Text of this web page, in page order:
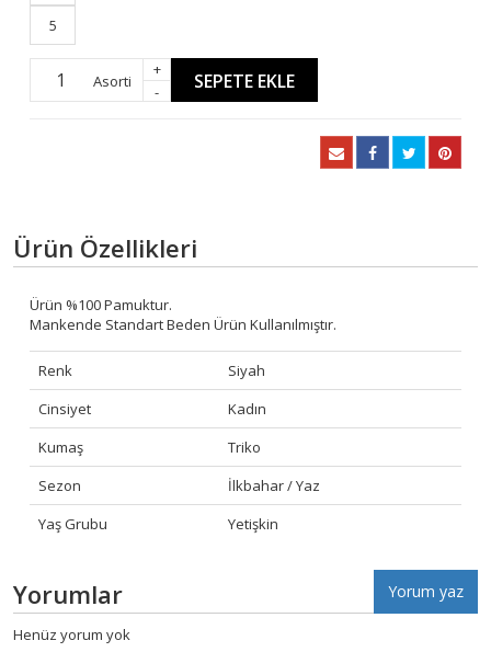
5
Asorti
+
-
SEPETE EKLE
Ürün Özellikleri
Ürün %100 Pamuktur.
Mankende Standart Beden Ürün Kullanılmıştır.
Renk
Siyah
Cinsiyet
Kadın
Kumaş
Triko
Sezon
İlkbahar / Yaz
Yaş Grubu
Yetişkin
Yorumlar Yorum yaz
Henüz yorum yok